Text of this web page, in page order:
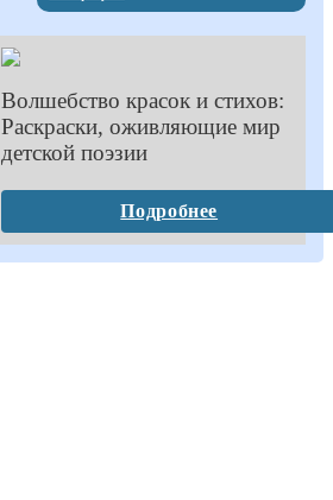
Волшебство красок и стихов:
Раскраски, оживляющие мир
детской поэзии
Подробнее